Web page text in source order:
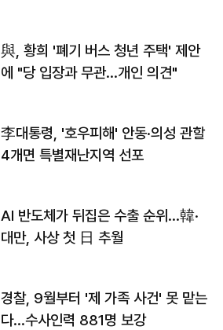
與, 황희 '폐기 버스 청년 주택' 제안
에 "당 입장과 무관…개인 의견"
李대통령, '호우피해' 안동·의성 관할
4개면 특별재난지역 선포
AI 반도체가 뒤집은 수출 순위…韓·
대만, 사상 첫 日 추월
경찰, 9월부터 '제 가족 사건' 못 맡는
다…수사인력 881명 보강